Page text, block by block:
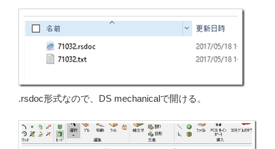
.rsdoc形式なので、DS mechanicalで開ける。